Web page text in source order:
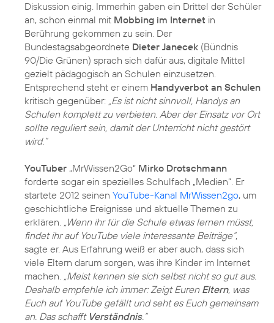
Diskussion einig. Immerhin gaben ein Drittel der Schüler
an, schon einmal mit Mobbing im Internet in
Berührung gekommen zu sein. Der
Bundestagsabgeordnete Dieter Janecek (Bündnis
90/Die Grünen) sprach sich dafür aus, digitale Mittel
gezielt pädagogisch an Schulen einzusetzen.
Entsprechend steht er einem Handyverbot an Schulen
kritisch gegenüber: „Es ist nicht sinnvoll, Handys an
Schulen komplett zu verbieten. Aber der Einsatz vor Ort
sollte reguliert sein, damit der Unterricht nicht gestört
wird.“
YouTuber „MrWissen2Go“ Mirko Drotschmann
forderte sogar ein spezielles Schulfach „Medien“. Er
startete 2012 seinen YouTube-Kanal MrWissen2go, um
geschichtliche Ereignisse und aktuelle Themen zu
erklären.
„Wenn ihr für die Schule etwas lernen müsst,
findet ihr auf YouTube viele interessante Beiträge“,
sagte er. Aus Erfahrung weiß er aber auch, dass sich
viele Eltern darum sorgen, was ihre Kinder im Internet
machen.
„Meist kennen sie sich selbst nicht so gut aus.
Deshalb empfehle ich immer: Zeigt Euren Eltern, was
Euch auf YouTube gefällt und seht es Euch gemeinsam
an. Das schafft Verständnis.“